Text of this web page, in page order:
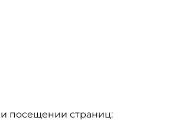
посещении страниц: